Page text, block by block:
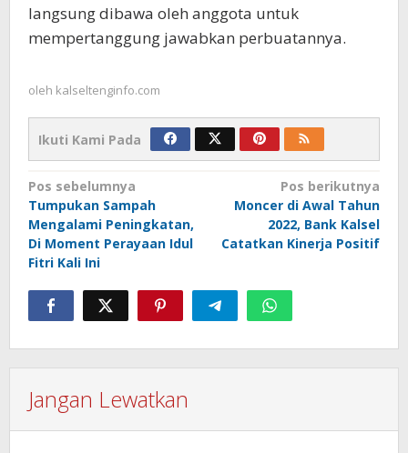
langsung dibawa oleh anggota untuk
mempertanggung jawabkan perbuatannya.
oleh kalseltenginfo.com
Ikuti Kami Pada
Navigasi
pos
Pos sebelumnya
Tumpukan Sampah
Mengalami Peningkatan,
Di Moment Perayaan Idul
Fitri Kali Ini
Pos berikutnya
Moncer di Awal Tahun
2022, Bank Kalsel
Catatkan Kinerja Positif
Jangan Lewatkan